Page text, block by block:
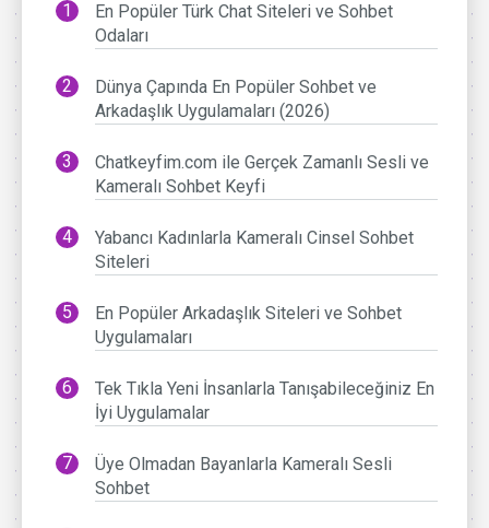
En Popüler Türk Chat Siteleri ve Sohbet
Odaları
Dünya Çapında En Popüler Sohbet ve
Arkadaşlık Uygulamaları (2026)
Chatkeyfim.com ile Gerçek Zamanlı Sesli ve
Kameralı Sohbet Keyfi
Yabancı Kadınlarla Kameralı Cinsel Sohbet
Siteleri
En Popüler Arkadaşlık Siteleri ve Sohbet
Uygulamaları
Tek Tıkla Yeni İnsanlarla Tanışabileceğiniz En
İyi Uygulamalar
Üye Olmadan Bayanlarla Kameralı Sesli
Sohbet